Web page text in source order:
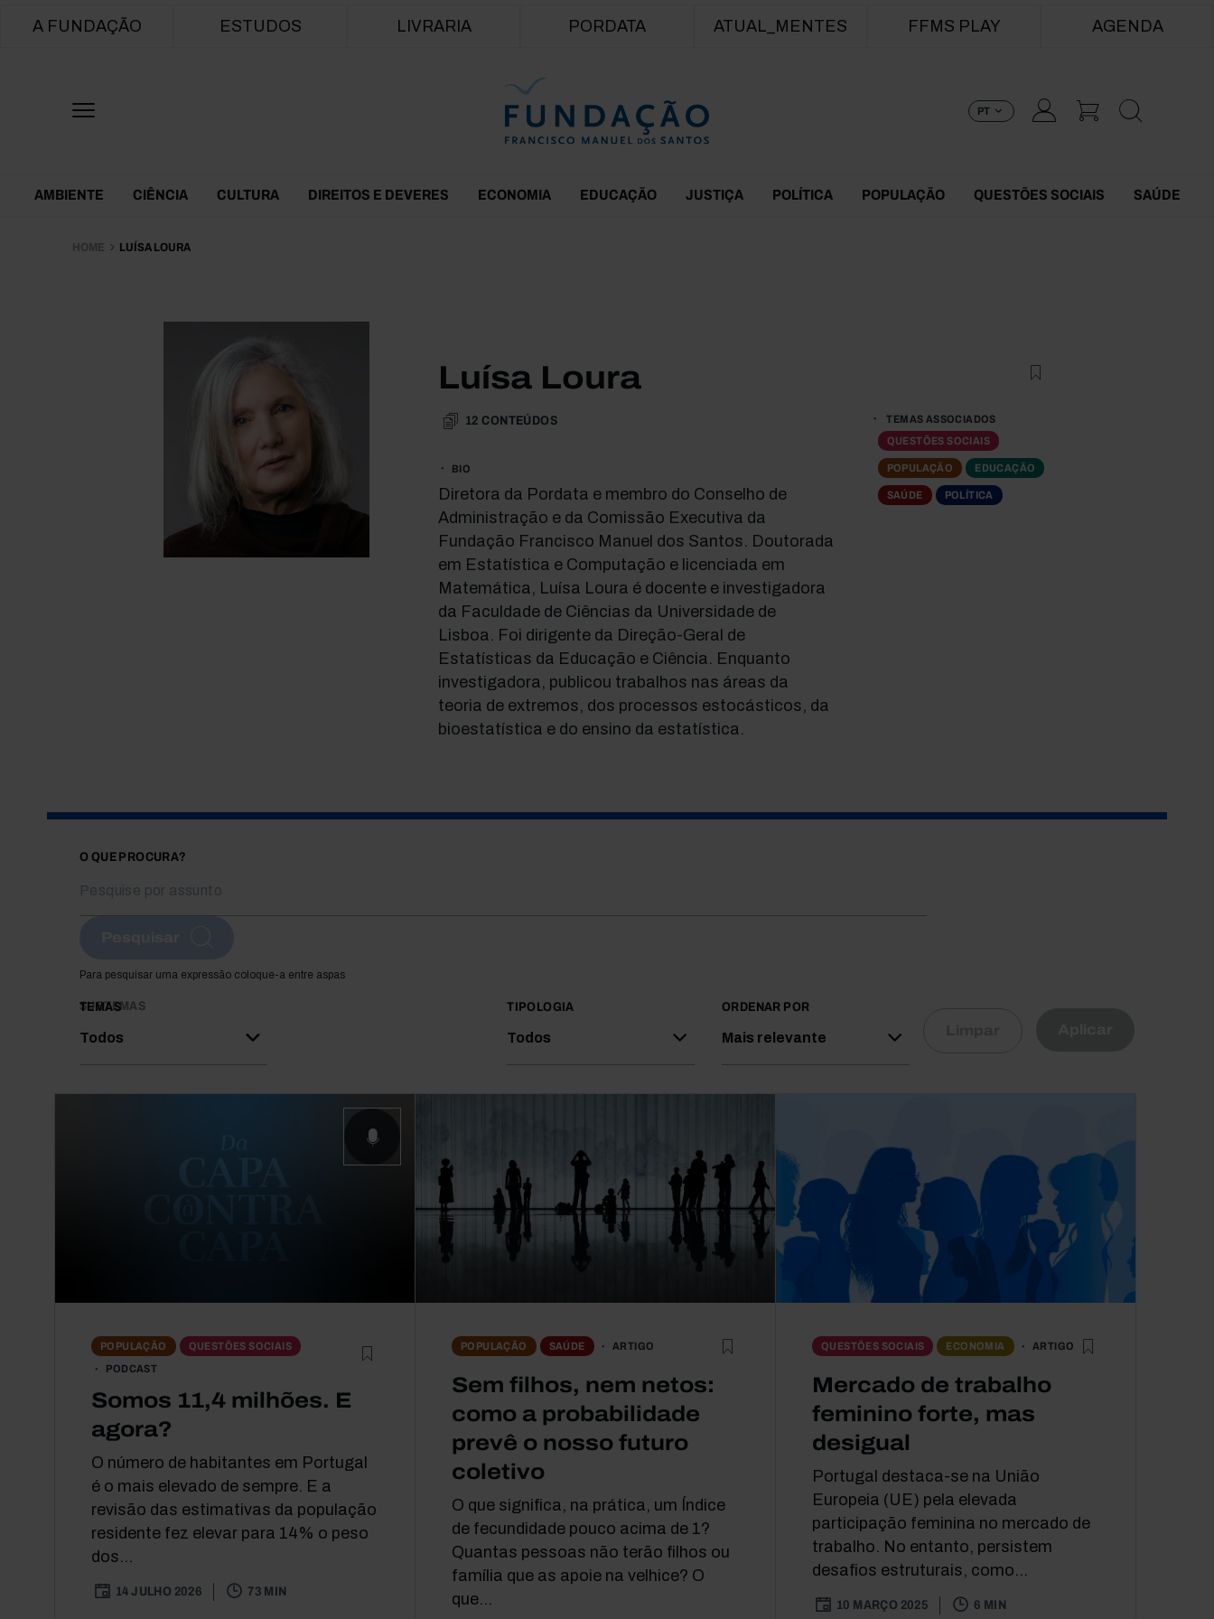
Main navigation
A FUNDAÇÃO ESTUDOS LIVRARIA PORDATA ATUAL_MENTES FFMS PLAY AGENDA
PT
Themes Menu
AMBIENTE CIÊNCIA CULTURA DIREITOS E DEVERES ECONOMIA EDUCAÇÃO JUSTIÇA POLÍTICA POPULAÇÃO QUESTÕES SOCIAIS SAÚDE
HOME LUÍSA LOURA
Luísa Loura
12 CONTEÚDOS
BIO
Diretora da Pordata e membro do Conselho de
Administração e da Comissão Executiva da
Fundação Francisco Manuel dos Santos. Doutorada
em Estatística e Computação e licenciada em
Matemática, Luísa Loura é docente e investigadora
da Faculdade de Ciências da Universidade de
Lisboa. Foi dirigente da Direção-Geral de
Estatísticas da Educação e Ciência. Enquanto
investigadora, publicou trabalhos nas áreas da
teoria de extremos, dos processos estocásticos, da
bioestatística e do ensino da estatística.
TEMAS ASSOCIADOS
QUESTÕES SOCIAIS
POPULAÇÃO EDUCAÇÃO
SAÚDE POLÍTICA
O QUE PROCURA?
Para pesquisar uma expressão coloque-a entre aspas
TEMAS
Todos
SUBTEMAS TIPOLOGIA
Todos
ORDENAR POR
Mais relevante
POPULAÇÃO
QUESTÕES SOCIAIS
PODCAST
Somos 11,4 milhões. E
agora?
O número de habitantes em Portugal
é o mais elevado de sempre. E a
revisão das estimativas da população
residente fez elevar para 14% o peso
dos...
14 JULHO 2026 73 MIN
POPULAÇÃO SAÚDE ARTIGO
Sem filhos, nem netos:
como a probabilidade
prevê o nosso futuro
coletivo
O que significa, na prática, um Índice
de fecundidade pouco acima de 1?
Quantas pessoas não terão filhos ou
família que as apoie na velhice? O
que...
QUESTÕES SOCIAIS ECONOMIA ARTIGO
Mercado de trabalho
feminino forte, mas
desigual
Portugal destaca-se na União
Europeia (UE) pela elevada
participação feminina no mercado de
trabalho. No entanto, persistem
desafios estruturais, como...
10 MARÇO 2025 6 MIN